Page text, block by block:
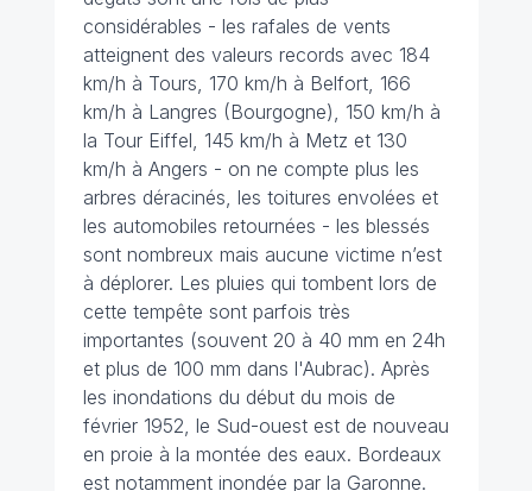
considérables - les rafales de vents
atteignent des valeurs records avec 184
km/h à Tours, 170 km/h à Belfort, 166
km/h à Langres (Bourgogne), 150 km/h à
la Tour Eiffel, 145 km/h à Metz et 130
km/h à Angers - on ne compte plus les
arbres déracinés, les toitures envolées et
les automobiles retournées - les blessés
sont nombreux mais aucune victime n’est
à déplorer. Les pluies qui tombent lors de
cette tempête sont parfois très
importantes (souvent 20 à 40 mm en 24h
et plus de 100 mm dans l'Aubrac). Après
les inondations du début du mois de
février 1952, le Sud-ouest est de nouveau
en proie à la montée des eaux. Bordeaux
est notamment inondée par la Garonne.